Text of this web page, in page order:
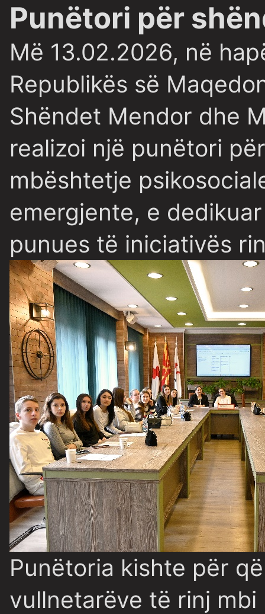
Punëtori për
Më 13.02.2026, në
Republikës së
Shëndet Mendor dhe
realizoi një punëtori
mbështetje
emergjente, e
punues të iniciativës
Punëtoria kishte për
vullnetarëve të rinj